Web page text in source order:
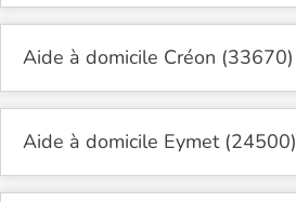
Aide à domicile Créon (33670)
Aide à domicile Eymet (24500)